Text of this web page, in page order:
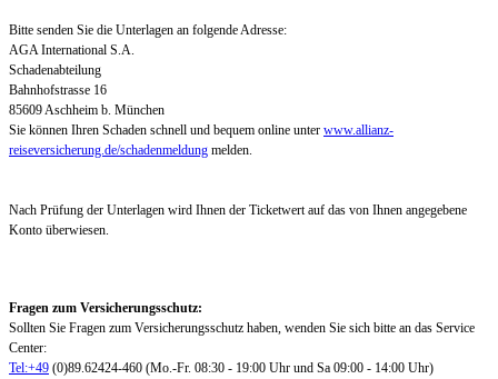
Bitte senden Sie die Unterlagen an folgende Adresse:
AGA International S.A.
Schadenabteilung
Bahnhofstrasse 16
85609 Aschheim b. München
Sie können Ihren Schaden schnell und bequem online unter www.allianz-
reiseversicherung.de/schadenmeldung melden.
Nach Prüfung der Unterlagen wird Ihnen der Ticketwert auf das von Ihnen angegebene
Konto überwiesen.
Fragen zum Versicherungsschutz:
Sollten Sie Fragen zum Versicherungsschutz haben, wenden Sie sich bitte an das Service
Center:
Tel:+49 (0)89.62424-460 (Mo.-Fr. 08:30 - 19:00 Uhr und Sa 09:00 - 14:00 Uhr)